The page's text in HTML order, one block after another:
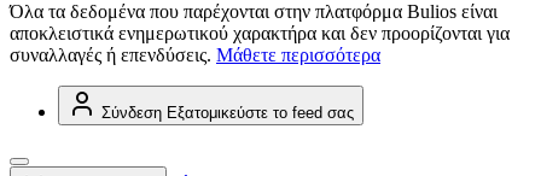
Όλα τα δεδομένα που παρέχονται στην πλατφόρμα Bulios είναι
αποκλειστικά ενημερωτικού χαρακτήρα και δεν προορίζονται για
συναλλαγές ή επενδύσεις. Μάθετε περισσότερα
Σύνδεση Εξατομικεύστε το feed σας